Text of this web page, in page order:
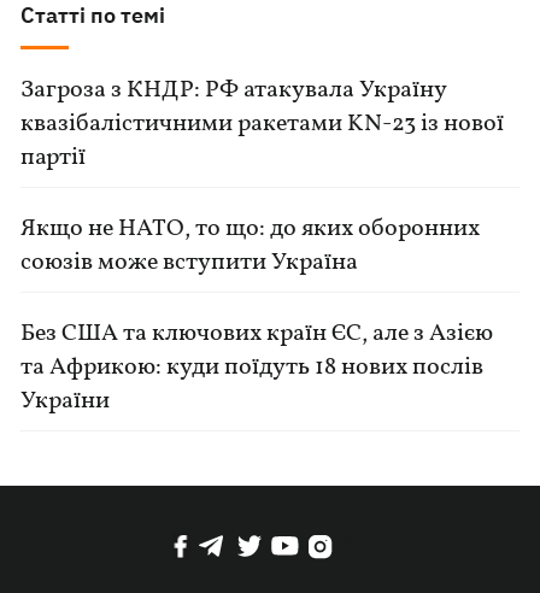
Статті по темі
Загроза з КНДР: РФ атакувала Україну
квазібалістичними ракетами KN-23 із нової
партії
Якщо не НАТО, то що: до яких оборонних
союзів може вступити Україна
Без США та ключових країн ЄС, але з Азією
та Африкою: куди поїдуть 18 нових послів
України